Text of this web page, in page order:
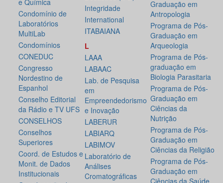
e Química
Condomínio de
Laboratórios
MultiLab
Condomínios
CONEDUC
Congresso
Nordestino de
Espanhol
Conselho Editorial
da Rádio e TV UFS
CONSELHOS
Conselhos
Superiores
Coord. de Estudos e
Monit. de Dados
Institucionais
Integridade
International
ITABAIANA
L
LAAA
LABAAC
Lab. de Pesquisa
em
Empreendedorismo
e Inovação
LABERUR
LABIARQ
LABIMOV
Laboratório de
Análises
Cromatográficas
Graduação em
Antropologia
Programa de Pós-
Graduação em
Arqueologia
Programa de Pós-
graduação em
Biologia Parasitaria
Programa de Pós-
Graduação em
Ciências da
Nutrição
Programa de Pós-
Graduação em
Ciências da Religião
Programa de Pós-
Graduação em